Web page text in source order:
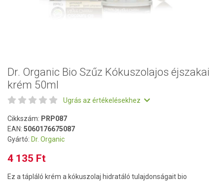
Dr. Organic Bio Szűz Kókuszolajos éjszakai
krém 50ml
Ugrás az értékelésekhez
Cikkszám: PRP087
EAN: 5060176675087
Gyártó: Dr. Organic
4 135 Ft
Ez a tápláló krém a kókuszolaj hidratáló tulajdonságait bio